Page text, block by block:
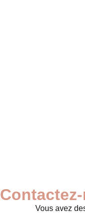
Vous avez